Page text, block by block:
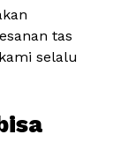
tas
selalu